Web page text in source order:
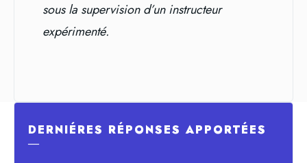
sous la supervision d’un instructeur
expérimenté.
DERNIÉRES RÉPONSES APPORTÉES
―